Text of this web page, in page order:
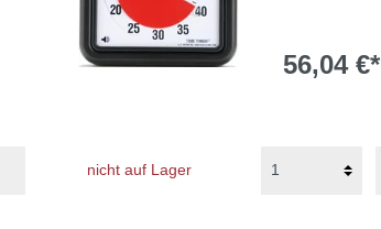
56,04 €*
nicht auf Lager